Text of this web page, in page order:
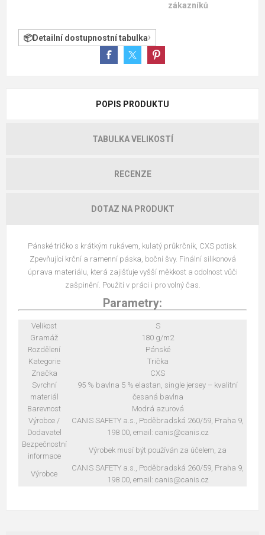
zákazníků
Detailní dostupnostní tabulka
POPIS PRODUKTU
TABULKA VELIKOSTÍ
RECENZE
DOTAZ NA PRODUKT
Pánské tričko s krátkým rukávem, kulatý průkrčník, CXS potisk.
Zpevňující krční a ramenní páska, boční švy. Finální silikonová
úprava materiálu, která zajišťuje vyšší měkkost a odolnost vůči
zašpinění. Použití v práci i pro volný čas.
Parametry:
Velikost
S
Gramáž
180 g/m2
Rozdělení
Pánské
Kategorie
Trička
Značka
CXS
Svrchní
materiál
95 % bavlna 5 % elastan, single jersey – kvalitní
česaná bavlna
Barevnost
Modrá azurová
Výrobce /
Dodavatel
CANIS SAFETY a.s., Poděbradská 260/59, Praha 9,
198 00, email: canis@canis.cz
Bezpečnostní
informace
Výrobek musí být používán za účelem, za
Výrobce
CANIS SAFETY a.s., Poděbradská 260/59, Praha 9,
198 00, email: canis@canis.cz